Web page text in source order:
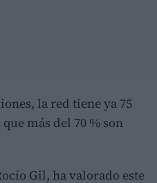
la red tiene ya 75
más del 70 % son
Gil, ha valorado este